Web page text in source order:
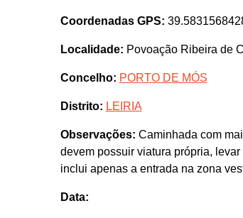
Coordenadas GPS:
Localidade: Povoação Ribeira de
Concelho: PORTO DE MÓS
Distrito: LEIRIA
Observações: Caminhada com
devem possuir viatura própria,
inclui apenas a entrada na zona
Data: